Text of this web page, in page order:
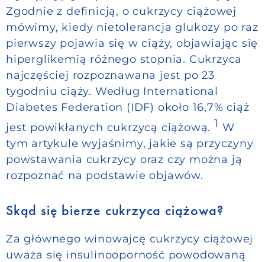
Zgodnie z definicją, o cukrzycy ciążowej
mówimy, kiedy nietolerancja glukozy po raz
pierwszy pojawia się w ciąży, objawiając się
hiperglikemią różnego stopnia. Cukrzyca
najczęściej rozpoznawana jest po 23
tygodniu ciąży. Według International
Diabetes Federation (IDF) około 16,7% ciąż
jest powikłanych cukrzycą ciążową. 1 W
tym artykule wyjaśnimy, jakie są przyczyny
powstawania cukrzycy oraz czy można ją
rozpoznać na podstawie objawów.
Skąd się bierze cukrzyca ciążowa?
Za głównego winowajcę cukrzycy ciążowej
uważa się insulinooporność powodowaną